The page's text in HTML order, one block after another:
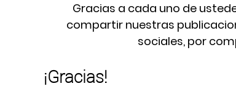
Gracias a cada uno de
compartir nuestras
sociales, por
¡Gracias!